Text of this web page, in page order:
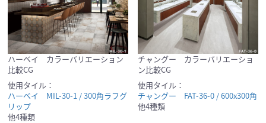
ハーベイ カラーバリエーション
比較CG
使用タイル：
ハーベイ MIL-30-1 / 300角ラフグ
リップ
他4種類
チャングー カラーバリエーショ
ン比較CG
使用タイル：
チャングー FAT-36-0 / 600x300角
他4種類